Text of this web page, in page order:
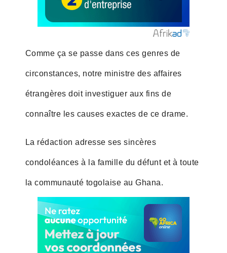
Comme ça se passe dans ces genres de
circonstances, notre ministre des affaires
étrangères doit investiguer aux fins de
connaître les causes exactes de ce drame.
La rédaction adresse ses sincères
condoléances à la famille du défunt et à toute
la communauté togolaise au Ghana.